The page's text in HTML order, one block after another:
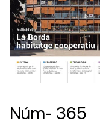
Núm- 365